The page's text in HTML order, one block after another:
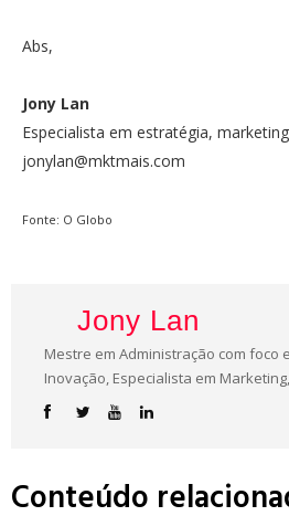
Abs,
Jony Lan
Especialista em estratégia,
jonylan@mktmais.com
Fonte: O Globo
Jony Lan
Mestre em Administração com foco
Inovação, Especialista em
Conteúdo